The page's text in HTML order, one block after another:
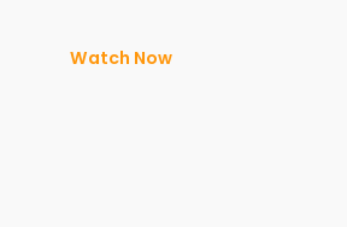
Watch Now